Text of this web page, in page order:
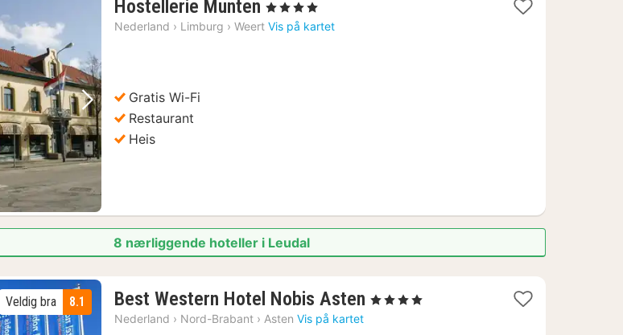
Neste bilde
Hostellerie Munten 1
natt
, 4 Stjerner
Nederland › Limburg › Weert Vis på kartet
Gratis Wi-Fi
Restaurant
Heis
8 nærliggende hoteller i Leudal
8.1
Veldig bra Best Western Hotel Nobis Asten 1
, 4 Stjerner
Nederland › Nord-Brabant › Asten Vis på kartet